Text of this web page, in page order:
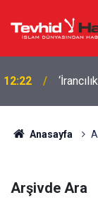
12:22
Anasayfa
Arşivde Ara